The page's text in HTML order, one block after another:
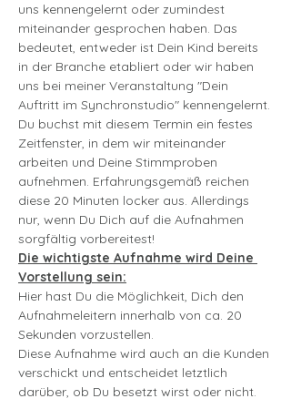
uns kennengelernt oder zumindest
miteinander gesprochen haben. Das
bedeutet, entweder ist Dein Kind bereits
in der Branche etabliert oder wir haben
uns bei meiner Veranstaltung "Dein
Auftritt im Synchronstudio" kennengelernt.
Du buchst mit diesem Termin ein festes
Zeitfenster, in dem wir miteinander
arbeiten und Deine Stimmproben
aufnehmen. Erfahrungsgemäß reichen
diese 20 Minuten locker aus. Allerdings
nur, wenn Du Dich auf die Aufnahmen
sorgfältig vorbereitest!
Die wichtigste Aufnahme wird Deine
Vorstellung sein:
Hier hast Du die Möglichkeit, Dich den
Aufnahmeleitern innerhalb von ca. 20
Sekunden vorzustellen.
Diese Aufnahme wird auch an die Kunden
verschickt und entscheidet letztlich
darüber, ob Du besetzt wirst oder nicht.